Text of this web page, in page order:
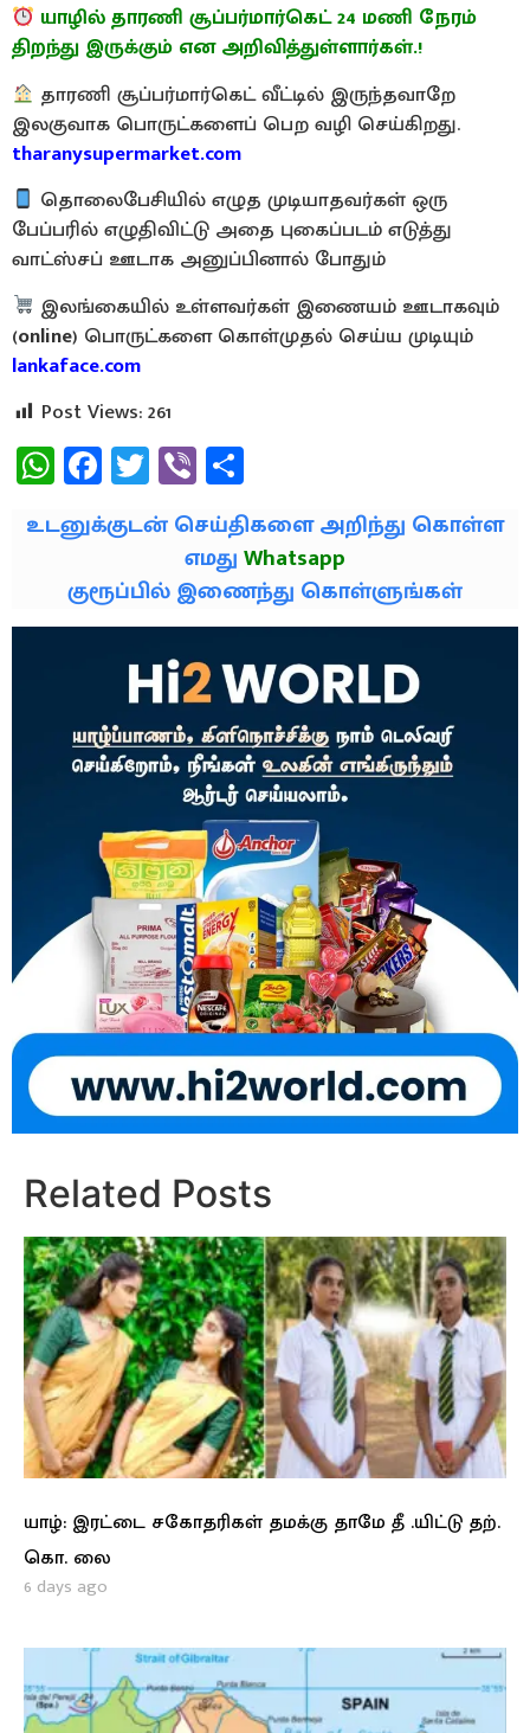
யாழில் தாரணி சூப்பர்மார்கெட் 24 மணி நேரம்
திறந்து இருக்கும் என அறிவித்துள்ளார்கள்.!
தாரணி சூப்பர்மார்கெட் வீட்டில் இருந்தவாறே
இலகுவாக பொருட்களைப் பெற வழி செய்கிறது.
tharanysupermarket.com
தொலைபேசியில் எழுத முடியாதவர்கள் ஒரு
பேப்பரில் எழுதிவிட்டு அதை புகைப்படம் எடுத்து
வாட்ஸ்சப் ஊடாக அனுப்பினால் போதும்
இலங்கையில் உள்ளவர்கள் இணையம் ஊடாகவும்
(online) பொருட்களை கொள்முதல் செய்ய முடியும்
lankaface.com
Post Views:261
WhatsApp
Facebook
Twitter
Viber
உடனுக்குடன் செய்திகளை அறிந்து கொள்ள
எமதுWhatsapp
குரூப்பில் இணைந்து கொள்ளுங்கள்
Related Posts
யாழ்: இரட்டை சகோதரிகள் தமக்கு தாமே தீ .யிட்டு தற்.
கொ. லை
6 days ago